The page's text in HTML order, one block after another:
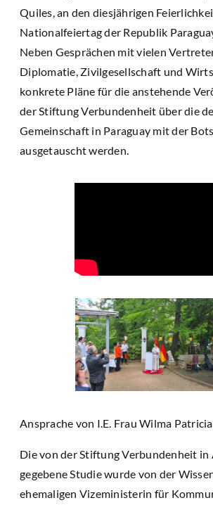
Quiles, an den diesjährigen
Nationalfeiertag der Republik
Neben Gesprächen mit vielen
Diplomatie, Zivilgesellschaft und
konkrete Pläne für die anstehende
der Stiftung Verbundenheit über die
Gemeinschaft in Paraguay mit der
ausgetauscht werden.
Ansprache von I.E. Frau Wilma
Die von der Stiftung Verbundenheit in
gegebene Studie wurde von der
ehemaligen Vizeministerin für